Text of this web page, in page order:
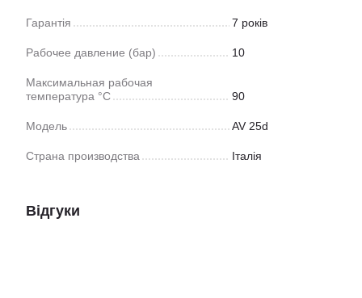
Гарантія 7 років
Рабочее давление (бар) 10
Максимальная рабочая
температура °C
90
Модель AV 25d
Страна производства Італія
Відгуки